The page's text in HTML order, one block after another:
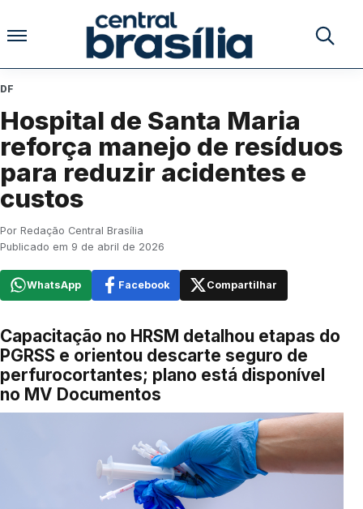
Pular para o conteúdo
Buscar
DF
Hospital de Santa Maria
reforça manejo de resíduos
para reduzir acidentes e
custos
Por Redação Central Brasília
Publicado em 9 de abril de 2026
WhatsApp Facebook Compartilhar
Capacitação no HRSM detalhou etapas do
PGRSS e orientou descarte seguro de
perfurocortantes; plano está disponível
no MV Documentos